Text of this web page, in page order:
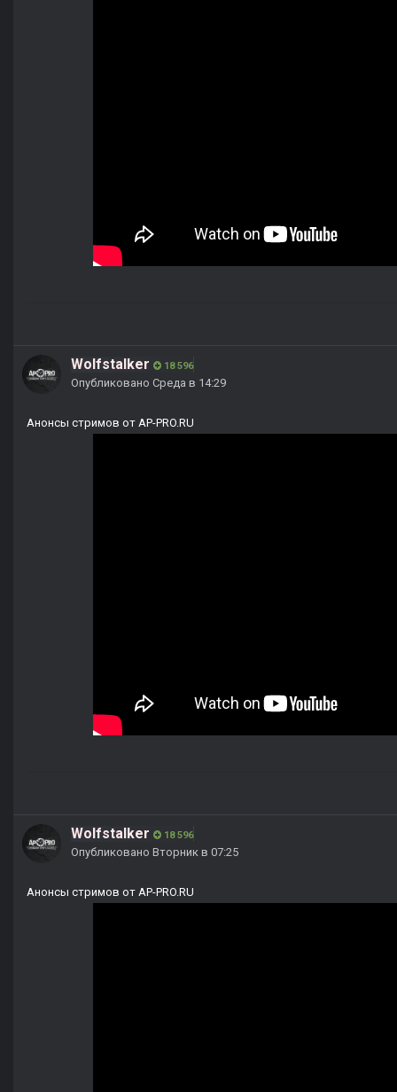
Wolfstalker 18 596
Опубликовано Среда в 14:29
Анонсы стримов от AP-PRO.RU
Wolfstalker 18 596
Опубликовано Вторник в 07:25
Анонсы стримов от AP-PRO.RU